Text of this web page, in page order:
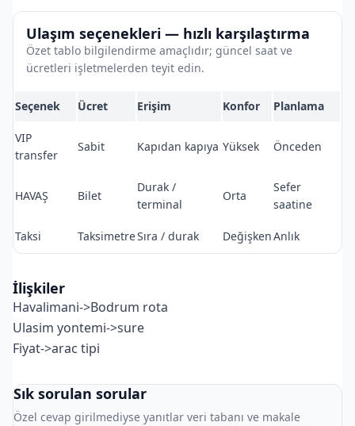
Ulaşım seçenekleri — hızlı karşılaştırma
Özet tablo bilgilendirme amaçlıdır; güncel saat ve
ücretleri işletmelerden teyit edin.
Seçenek Ücret Erişim Konfor Planlama
VIP
transfer
Sabit Kapıdan kapıya Yüksek Önceden
HAVAŞ Bilet
Durak /
terminal
Orta
Sefer
saatine
Taksi TaksimetreSıra / durak DeğişkenAnlık
İlişkiler
Havalimani->Bodrum rota
Ulasim yontemi->sure
Fiyat->arac tipi
Sık sorulan sorular
Özel cevap girilmediyse yanıtlar veri tabanı ve makale